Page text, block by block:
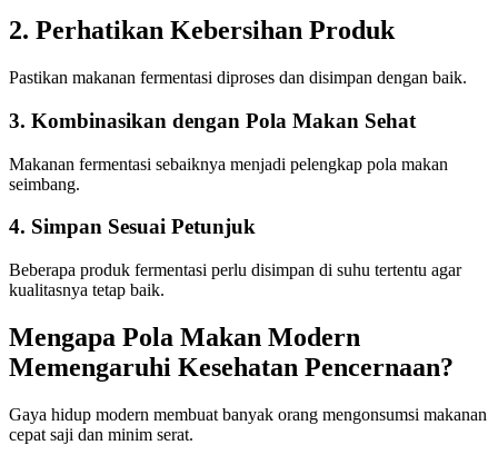
2. Perhatikan Kebersihan Produk
Pastikan makanan fermentasi diproses dan disimpan dengan baik.
3. Kombinasikan dengan Pola Makan Sehat
Makanan fermentasi sebaiknya menjadi pelengkap pola makan
seimbang.
4. Simpan Sesuai Petunjuk
Beberapa produk fermentasi perlu disimpan di suhu tertentu agar
kualitasnya tetap baik.
Mengapa Pola Makan Modern
Memengaruhi Kesehatan Pencernaan?
Gaya hidup modern membuat banyak orang mengonsumsi makanan
cepat saji dan minim serat.